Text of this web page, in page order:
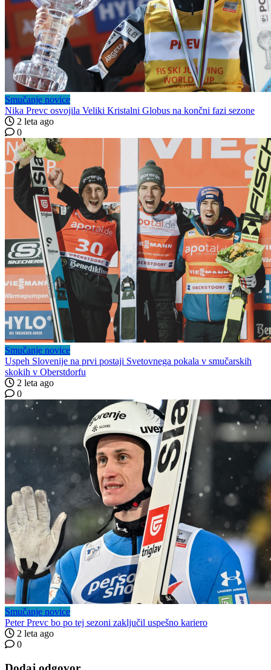
Smučanje novice
Nika Prevc osvojila Veliki Kristalni Globus na končni fazi sezone
2 leta ago
0
Smučanje novice
Uspeh Slovenije na prvi postaji Svetovnega pokala v smučarskih
skokih v Oberstdorfu
2 leta ago
0
Smučanje novice
Peter Prevc bo po tej sezoni zaključil uspešno kariero
2 leta ago
0